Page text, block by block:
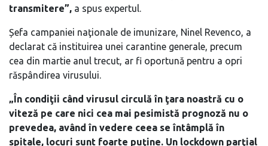
transmitere”, a spus expertul.
Șefa campaniei naţionale de imunizare, Ninel Revenco, a
declarat că instituirea unei carantine generale, precum
cea din martie anul trecut, ar fi oportună pentru a opri
răspândirea virusului.
„În condiţii când virusul circulă în ţara noastră cu o
viteză pe care nici cea mai pesimistă prognoză nu o
prevedea, având în vedere ceea se întâmplă în
spitale, locuri sunt foarte puţine. Un lockdown parţial